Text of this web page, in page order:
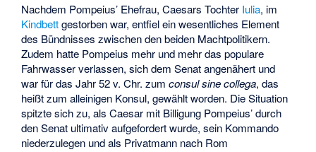
Nachdem Pompeius’ Ehefrau, Caesars Tochter Iulia, im
Kindbettgestorben war, entfiel ein wesentliches Element
des Bündnisses zwischen den beiden Machtpolitikern.
Zudem hatte Pompeius mehr und mehr das populare
Fahrwasser verlassen, sich dem Senat angenähert und
war für das Jahr 52 v. Chr. zumconsul sine collega, das
heißt zum alleinigen Konsul, gewählt worden. Die Situation
spitzte sich zu, als Caesar mit Billigung Pompeius’ durch
den Senat ultimativ aufgefordert wurde, sein Kommando
niederzulegen und als Privatmann nach Rom